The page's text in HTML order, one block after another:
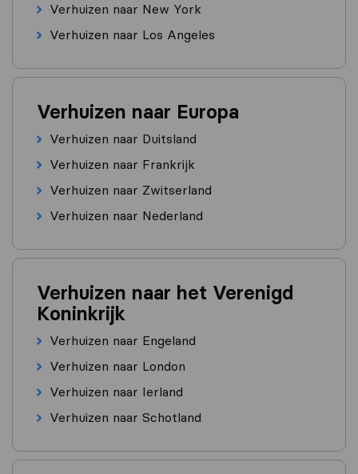
Verhuizen naar New York
Verhuizen naar Los Angeles
Verhuizen naar Europa
Verhuizen naar Duitsland
Verhuizen naar Frankrijk
Verhuizen naar Zwitserland
Verhuizen naar Nederland
Verhuizen naar het Verenigd
Koninkrijk
Verhuizen naar Engeland
Verhuizen naar London
Verhuizen naar Ierland
Verhuizen naar Schotland